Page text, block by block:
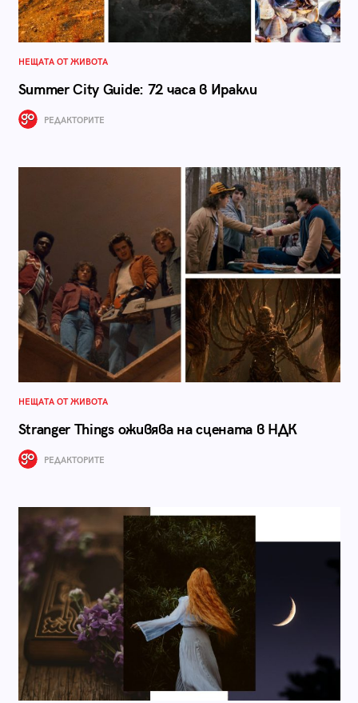
НЕЩАТА ОТ ЖИВОТА
Summer City Guide: 72 часа в Иракли
РЕДАКТОРИТЕ
НЕЩАТА ОТ ЖИВОТА
Stranger Things оживява на сцената в НДК
РЕДАКТОРИТЕ